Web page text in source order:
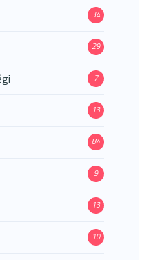
34
29
7
13
84
9
13
10